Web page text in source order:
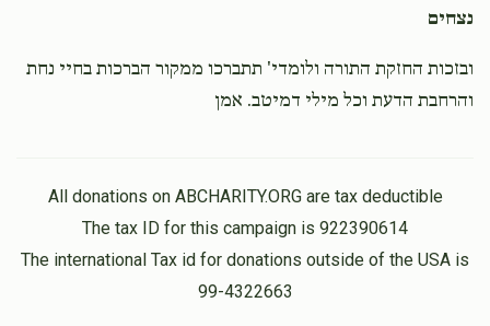
נצחים
ובזכות החזקת התורה ולומדי' תתברכו ממקור הברכות בחיי נחת
והרחבת הדעת וכל מילי דמיטב. אמן
All donations on ABCHARITY.ORG are tax deductible
The tax ID for this campaign is 922390614
The international Tax id for donations outside of the USA is
99-4322663